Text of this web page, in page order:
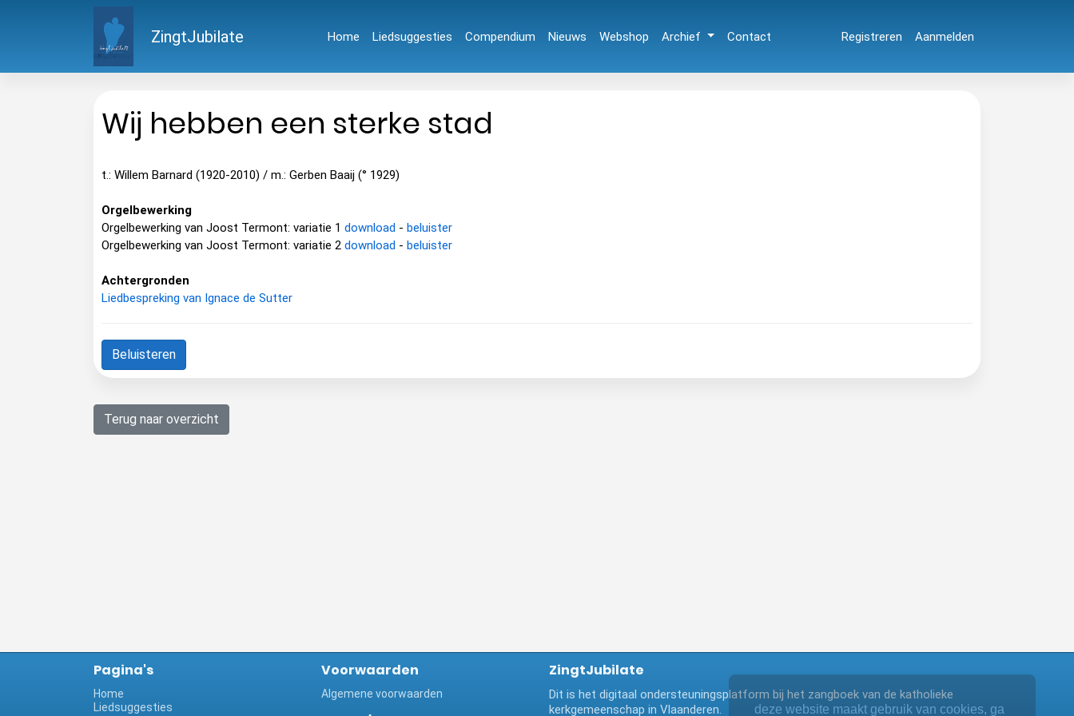
ZingtJubilate Home Liedsuggesties Compendium Nieuws Webshop Archief Contact Registreren Aanmelden
Wij hebben een sterke stad
t.: Willem Barnard (1920-2010) / m.: Gerben Baaij (° 1929)
Orgelbewerking
Orgelbewerking van Joost Termont: variatie 1 download - beluister
Orgelbewerking van Joost Termont: variatie 2 download - beluister
Achtergronden
Liedbespreking van Ignace de Sutter
Beluisteren
Terug naar overzicht
Pagina's
Home
Liedsuggesties
Voorwaarden
Algemene voorwaarden
ZingtJubilate
Dit is het digitaal ondersteuningsplatform bij het zangboek van de katholieke
kerkgemeenschap in Vlaanderen.
deze website maakt gebruik van cookies, ga